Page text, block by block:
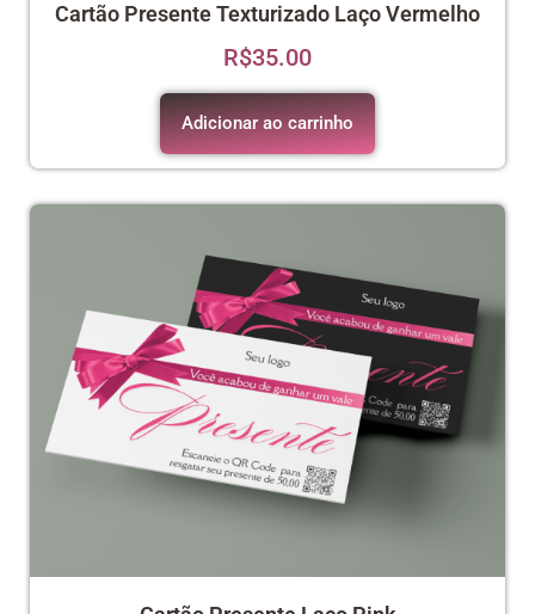
Cartão Presente Texturizado Laço Vermelho
R$35.00
Adicionar ao carrinho